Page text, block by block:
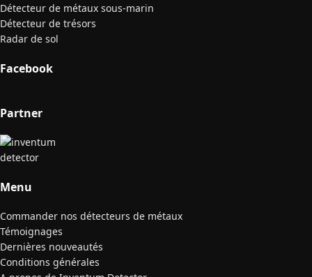
Détecteur de métaux sous-marin
Détecteur de trésors
Radar de sol
Facebook
Partner
Menu
Commander nos détecteurs de métaux
Témoignages
Dernières nouveautés
Conditions générales